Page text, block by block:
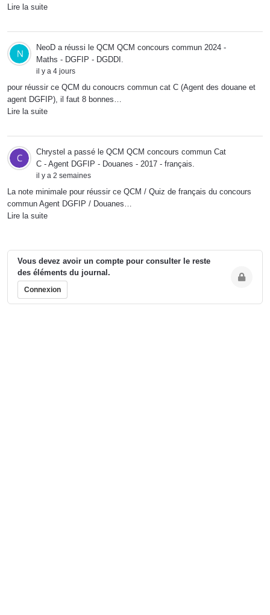
Lire la suite
NeoD a réussi le QCM QCM concours commun 2024 -
Maths - DGFIP - DGDDI .
il y a 4 jours
pour réussir ce QCM du conoucrs commun cat C (Agent des douane et
agent DGFIP), il faut 8 bonnes…
Lire la suite
Chrystel a passé le QCM QCM concours commun Cat
C - Agent DGFIP - Douanes - 2017 - français.
il y a 2 semaines
La note minimale pour réussir ce QCM / Quiz de français du concours
commun Agent DGFIP / Douanes…
Lire la suite
Vous devez avoir un compte pour consulter le reste
des éléments du journal.
Connexion